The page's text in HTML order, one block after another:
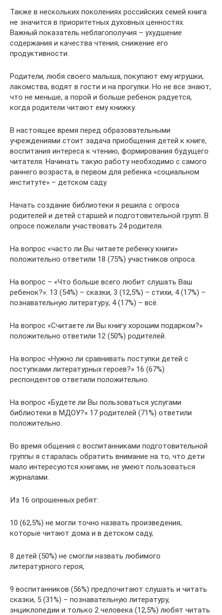
Также в нескольких поколениях российских семей книга
не значится в приоритетных духовных ценностях.
Важный показатель неблагополучия – ухудшение
содержания и качества чтения, снижение его
продуктивности.
Родители, любя своего малыша, покупают ему игрушки,
лакомства, водят в гости и на прогулки. Но не все знают,
что не меньше, а порой и больше ребенок радуется,
когда родители читают ему книжку.
В настоящее время перед образовательными
учреждениями стоит задача приобщения детей к книге,
воспитания интереса к чтению, формирования будущего
читателя. Начинать такую работу необходимо с самого
раннего возраста, в первом для ребенка «социальном
институте» – детском саду.
Начать создание библиотеки я решила с опроса
родителей и детей старшей и подготовительной групп. В
опросе пожелали участвовать 24 родителя.
На вопрос «часто ли Вы читаете ребенку книги»
положительно ответили 18 (75%) участников опроса.
На вопрос – «Что больше всего любит слушать Ваш
ребенок?»: 13 (54%) – сказки, 3 (12,5%) – стихи, 4 (17%) –
познавательную литературу; 4 (17%) – всё.
На вопрос «Считаете ли Вы книгу хорошим подарком?»
положительно ответили 12 (50%) родителей.
На вопрос «Нужно ли сравнивать поступки детей с
поступками литературных героев?» 16 (67%)
респондентов ответили положительно.
На вопрос «Будете ли Вы пользоваться услугами
библиотеки в МДОУ?» 17 родителей (71%) ответили
положительно.
Во время общения с воспитанниками подготовительной
группы я старалась обратить внимание на то, что дети
мало интересуются книгами, не умеют пользоваться
журналами.
Из 16 опрошенных ребят:
10 (62,5%) не могли точно назвать произведения,
которые читают дома и в детском саду,
8 детей (50%) не смогли назвать любимого
литературного героя,
9 воспитанников (56%) предпочитают слушать и читать
сказки, 5 (31%) – познавательную литературу,
энциклопедии и только 2 человека (12,5%) любят читать